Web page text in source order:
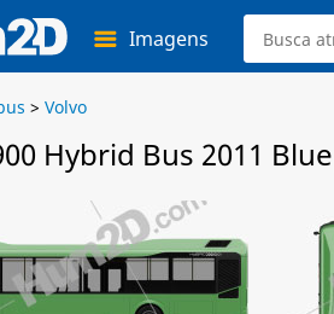
Imagens
> Volvo
Hybrid Bus 2011